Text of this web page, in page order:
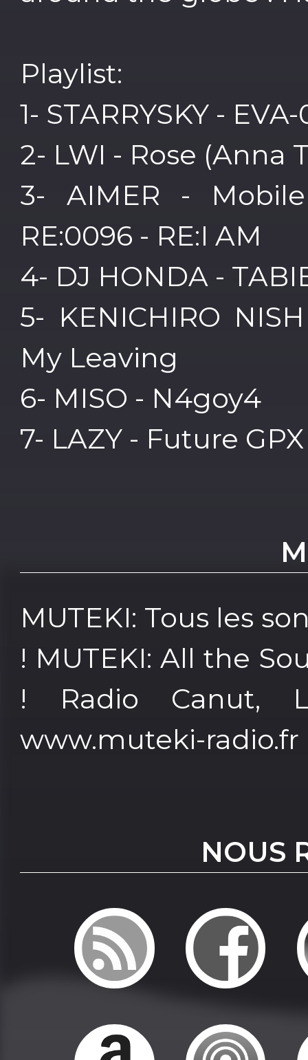
Playlist:
1- STARRYSKY - EVA-
2- LWI - Rose (Anna
3- AIMER -
RE:0096 - RE:I AM
4- DJ HONDA -
5- KENICHIRO
My Leaving
6- MISO - N4goy4
7- LAZY - Future
MUTEKI: Tous les
! MUTEKI: All the
! Radio Canut,
www.muteki-radio.fr
NOUS